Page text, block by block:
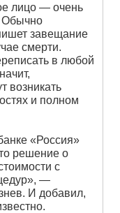
лицо — очень
Обычно
завещание
смерти.
в любой
возникать
и полном
«Россия»
решение о
с
—
И добавил,